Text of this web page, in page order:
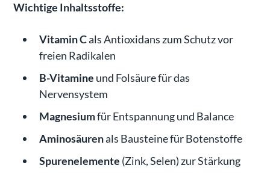
Wichtige Inhaltsstoffe:
Vitamin Cals Antioxidans zum Schutz vor
freien Radikalen
B-Vitamine und Folsäure für das
Nervensystem
Magnesiumfür Entspannung und Balance
Aminosäurenals Bausteine für Botenstoffe
Spurenelemente (Zink, Selen) zur Stärkung